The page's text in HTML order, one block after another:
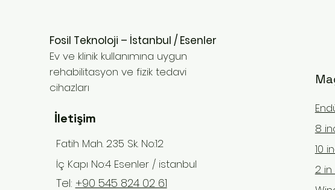
Fosil Teknoloji – İstanbul / Esenler
Ev ve klinik kullanımına uygun
rehabilitasyon ve fizik tedavi
cihazları
İletişim
Fatih Mah. 235 Sk. No:12
İç Kapı No:4 Esenler / istanbul
Tel: +90 545 824 02 61
8
10
2 in